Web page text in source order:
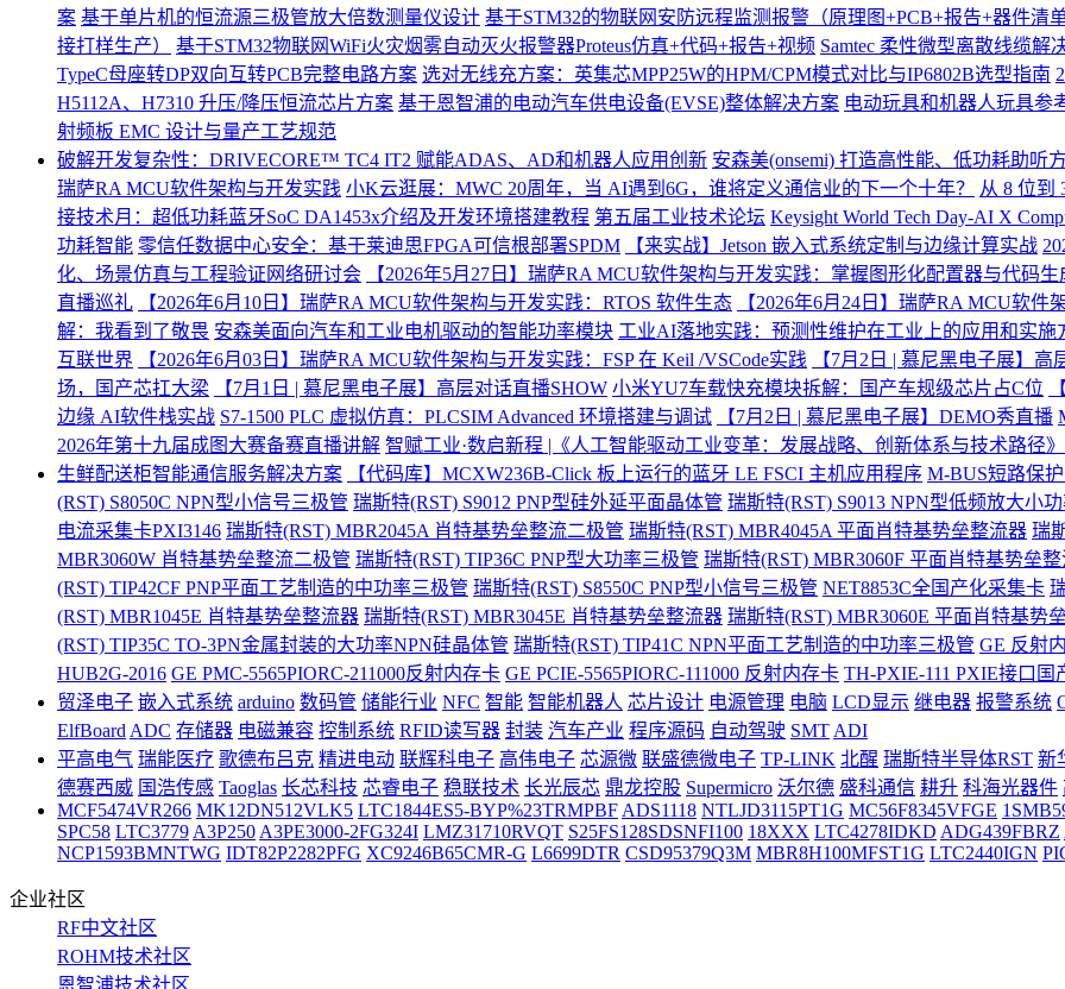
案 基于单片机的恒流源三极管放大倍数测量仪设计 基于STM32的物联网安防远程监测报警（原理图+PCB+报告+器件清
接打样生产）
基于STM32物联网WiFi火灾烟雾自动灭火报警器Proteus仿真+代码+报告+视频 Samtec 柔性微型离散线缆解
TypeC母座转DP双向互转PCB完整电路方案 选对无线充方案：英集芯MPP25W的HPM/CPM模式对比与IP6802B选型指南
H5112A、H7310 升压/降压恒流芯片方案 基于恩智浦的电动汽车供电设备(EVSE)整体解决方案 电动玩具和机器人玩具参
射频板 EMC 设计与量产工艺规范
破解开发复杂性：DRIVECORE™ TC4 IT2 赋能ADAS、AD和机器人应用创新 安森美(onsemi) 打造高性能、低功耗助听
瑞萨RA MCU软件架构与开发实践 小K云逛展：MWC 20周年，当 AI遇到6G，谁将定义通信业的下一个十年？
从 8 位到
接技术月：超低功耗蓝牙SoC DA1453x介绍及开发环境搭建教程 第五届工业技术论坛 Keysight World Tech Day-AI X
功耗智能 零信任数据中心安全：基于莱迪思FPGA可信根部署SPDM 【来实战】Jetson 嵌入式系统定制与边缘计算实战
化、场景仿真与工程验证网络研讨会
【2026年5月27日】瑞萨RA MCU软件架构与开发实践：掌握图形化配置器与代码生
直播巡礼
【2026年6月10日】瑞萨RA MCU软件架构与开发实践：RTOS 软件生态
【2026年6月24日】瑞萨RA MCU软
解：我看到了敬畏 安森美面向汽车和工业电机驱动的智能功率模块 工业AI落地实践：预测性维护在工业上的应用和实施
互联世界
【2026年6月03日】瑞萨RA MCU软件架构与开发实践：FSP 在 Keil /VSCode实践
【7月2日 | 慕尼黑电子展】高
场，国产芯扛大梁
【7月1日 | 慕尼黑电子展】高层对话直播SHOW 小米YU7车载快充模块拆解：国产车规级芯片占C位
边缘 AI软件栈实战 S7‑1500 PLC 虚拟仿真：PLCSIM Advanced 环境搭建与调试 【7月2日 | 慕尼黑电子展】DEMO秀直播
2026年第十九届成图大赛备赛直播讲解 智赋工业·数启新程 |《人工智能驱动工业变革：发展战略、创新体系与技术路径
生鲜配送柜智能通信服务解决方案
【代码库】MCXW236B-Click 板上运行的蓝牙 LE FSCI 主机应用程序 M-BUS短路保
(RST) S8050C NPN型小信号三极管 瑞斯特(RST) S9012 PNP型硅外延平面晶体管 瑞斯特(RST) S9013 NPN型低频放大小
电流采集卡PXI3146 瑞斯特(RST) MBR2045A 肖特基势垒整流二极管 瑞斯特(RST) MBR4045A 平面肖特基势垒整流器 瑞
MBR3060W 肖特基势垒整流二极管 瑞斯特(RST) TIP36C PNP型大功率三极管 瑞斯特(RST) MBR3060F 平面肖特基势垒
(RST) TIP42CF PNP平面工艺制造的中功率三极管 瑞斯特(RST) S8550C PNP型小信号三极管 NET8853C全国产化采集卡
(RST) MBR1045E 肖特基势垒整流器 瑞斯特(RST) MBR3045E 肖特基势垒整流器 瑞斯特(RST) MBR3060E 平面肖特基势
(RST) TIP35C TO-3PN金属封装的大功率NPN硅晶体管 瑞斯特(RST) TIP41C NPN平面工艺制造的中功率三极管 GE 反射
HUB2G-2016 GE PMC-5565PIORC-211000反射内存卡 GE PCIE-5565PIORC-111000 反射内存卡 TH-PXIE-111 PXIE接口
贸泽电子 嵌入式系统 arduino 数码管 储能行业 NFC 智能 智能机器人 芯片设计 电源管理 电脑 LCD显示 继电器 报警系统
ElfBoard ADC 存储器 电磁兼容 控制系统 RFID读写器 封装 汽车产业 程序源码 自动驾驶 SMT ADI
平高电气 瑞能医疗 歌德布吕克 精进电动 联辉科电子 高伟电子 芯源微 联盛德微电子 TP-LINK 北醒 瑞斯特半导体RST 新
德赛西威 国浩传感 Taoglas 长芯科技 芯睿电子 稳联技术 长光辰芯 鼎龙控股 Supermicro 沃尔德 盛科通信 耕升 科海光器件
MCF5474VR266 MK12DN512VLK5 LTC1844ES5-BYP%23TRMPBF ADS1118 NTLJD3115PT1G MC56F8345VFGE
SPC58 LTC3779 A3P250 A3PE3000-2FG324I LMZ31710RVQT S25FS128SDSNFI100 18XXX LTC4278IDKD ADG439FBRZ
NCP1593BMNTWG IDT82P2282PFG XC9246B65CMR-G L6699DTR CSD95379Q3M MBR8H100MFST1G LTC2440IGN
企业社区
RF中文社区
ROHM技术社区
恩智浦技术社区